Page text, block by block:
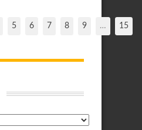
5 6 7 8 9 … 15